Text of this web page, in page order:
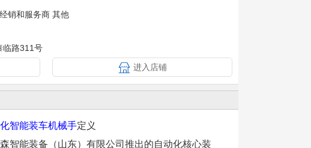
销和服务商 其他
临路311号
进入店铺
智能装车机械手定义
智能装备（山东）有限公司推出的自动化核心装